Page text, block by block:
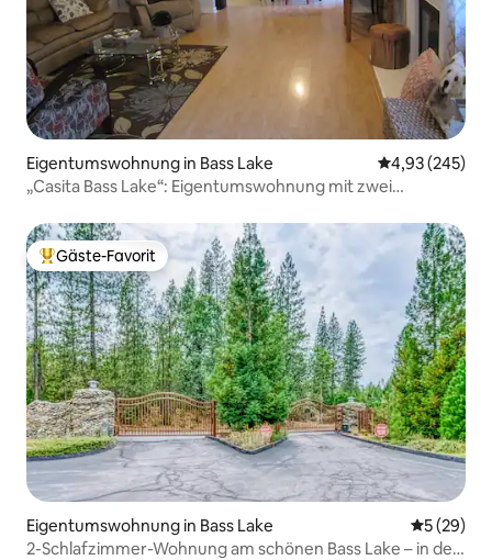
Eigentumswohnung in Bass Lake
4,93 (245)
„Casita Bass Lake“: Eigentumswohnung mit zwei
Beliebter Gäste-Favorit.
Gäste-Favorit
Eigentumswohnung in Bass Lake
5 (29)
2-Schlafzimmer-Wohnung am schönen Bass Lake – in der